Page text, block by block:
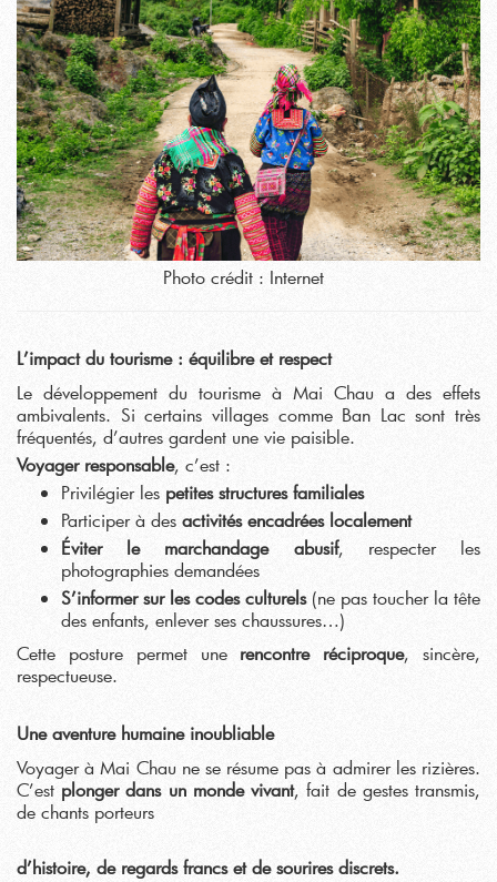
Photo crédit : Internet
L’impact du tourisme : équilibre et respect
Le développement du tourisme à Mai Chau a des effets
ambivalents. Si certains villages comme Ban Lac sont très
fréquentés, d’autres gardent une vie paisible.
Voyager responsable, c’est :
Privilégier les petites structures familiales
Participer à des activités encadrées localement
Éviter le marchandage abusif, respecter les
photographies demandées
S’informer sur les codes culturels(ne pas toucher la tête
des enfants, enlever ses chaussures…)
Cette posture permet une rencontre réciproque, sincère,
respectueuse.
Une aventure humaine inoubliable
Voyager à Mai Chau ne se résume pas à admirer les rizières.
C’est plonger dans un monde vivant, fait de gestes transmis,
de chants porteurs
d’histoire, de regards francs et de sourires discrets.